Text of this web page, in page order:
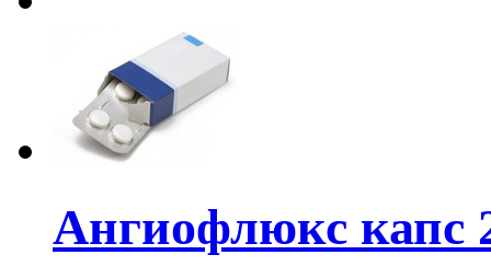
Ангиофлюкс